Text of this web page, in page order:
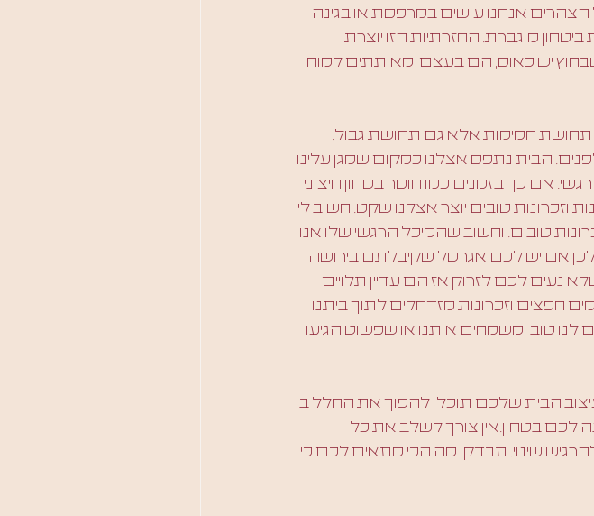
אנחנו עושים במרפסת או בגינה
מוגברת. החזרתיות הזו יוצרת
יש כאוס, הם בעצם  מאותתים למוח
חמימות אלא גם תחושת גבול.
הבית נתפס אצלנו כמקום שמגן עלינו
אם כך בזמנים כמו חוסר בטחון חיצוני
וזכרונות טובים יוצר אצלנו שקט. חשוב לי
טובים. וחשוב שהמיכל הרגשי שלו אנו
לכן אם יש לכם אגרטל שקיבלתם בירושה
נעים לכם לזרוק אז הם עדיין תלויים
חפצים וזכרונות מזדחלים לתוך ביתנו
טוב ומשמחים אותנו או שפשוט הגיעו
הבית שלכם תוכלו להפוך את החלל בו
בטחון.אין צורך לשלב את כל
שינוי. תבדקו מה הכי מתאים לכם כי